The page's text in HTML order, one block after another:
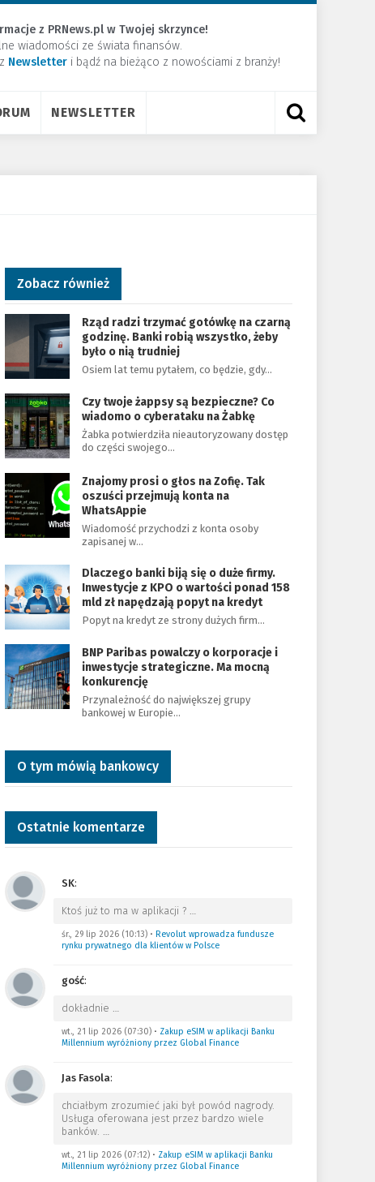
z PRNews.pl w Twojej skrzynce!
wiadomości ze świata finansów.
Newsletter ​i bądź na bieżąco z nowościami z branży!
NEWSLETTER
Zobacz również
Rząd radzi trzymać gotówkę na czarną
godzinę. Banki robią wszystko, żeby
było o nią trudniej
Osiem lat temu pytałem, co będzie, gdy…
Czy twoje żappsy są bezpieczne? Co
wiadomo o cyberataku na Żabkę
Żabka potwierdziła nieautoryzowany dostęp
do części swojego…
Znajomy prosi o głos na Zofię. Tak
oszuści przejmują konta na
WhatsAppie
Wiadomość przychodzi z konta osoby
zapisanej w…
Dlaczego banki biją się o duże firmy.
Inwestycje z KPO o wartości ponad 158
mld zł napędzają popyt na kredyt
Popyt na kredyt ze strony dużych firm…
BNP Paribas powalczy o korporacje i
inwestycje strategiczne. Ma mocną
konkurencję
Przynależność do największej grupy
bankowej w Europie…
O tym mówią bankowcy
Ostatnie komentarze
SK:
Ktoś już to ma w aplikacji ? …
śr., 29 lip 2026 (10:13)• Revolut wprowadza fundusze
rynku prywatnego dla klientów w Polsce
gość:
dokładnie …
wt., 21 lip 2026 (07:30)• Zakup eSIM w aplikacji Banku
Millennium wyróżniony przez Global Finance
Jas Fasola:
chciałbym zrozumieć jaki był powód nagrody.
Usługa oferowana jest przez bardzo wiele
banków. …
wt., 21 lip 2026 (07:12)• Zakup eSIM w aplikacji Banku
Millennium wyróżniony przez Global Finance